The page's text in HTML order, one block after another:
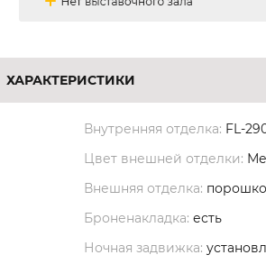
ХАРАКТЕРИСТИКИ
Внутренняя отделка: FL-
Цвет внешней отделки:
Внешняя отделка:
Броненакладка: есть
Ночная задвижка: